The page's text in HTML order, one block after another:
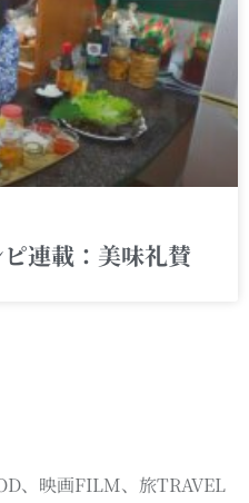
連載：美味礼賛
、映画FILM、旅TRAVEL